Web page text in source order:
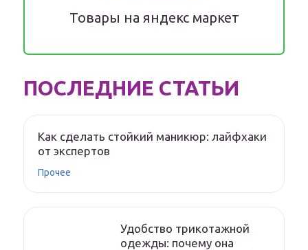
Товары на яндекс маркет
ПОСЛЕДНИЕ СТАТЬИ
Как сделать стойкий маникюр: лайфхаки
от экспертов
Прочее
Удобство трикотажной
одежды: почему она